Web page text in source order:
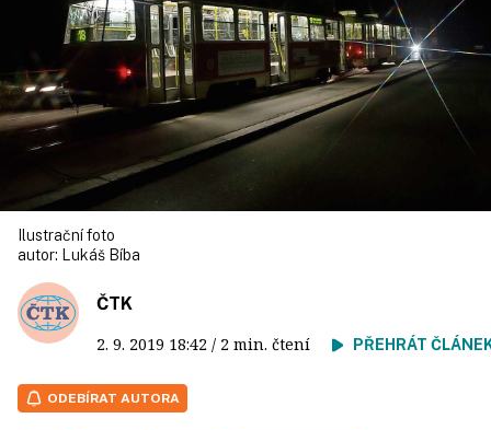
Ilustrační foto
autor:
Lukáš Bíba
ČTK
2. 9. 2019 18:42 / 2 min. čtení PŘEHRÁT
ODEBÍRAT AUTORA